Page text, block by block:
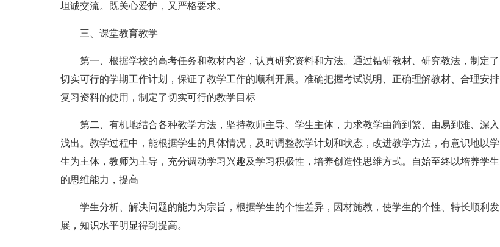
坦诚交流。既关心爱护，又严格要求。
三、课堂教育教学
第一、根据学校的高考任务和教材内容，认真研究资料和方法。通过钻研教材、研究教法，制定了
切实可行的学期工作计划，保证了教学工作的顺利开展。准确把握考试说明、正确理解教材、合理安排
复习资料的使用，制定了切实可行的教学目标
第二、有机地结合各种教学方法，坚持教师主导、学生主体，力求教学由简到繁、由易到难、深入
浅出。教学过程中，能根据学生的具体情况，及时调整教学计划和状态，改进教学方法，有意识地以学
生为主体，教师为主导，充分调动学习兴趣及学习积极性，培养创造性思维方式。自始至终以培养学生
的思维能力，提高
学生分析、解决问题的能力为宗旨，根据学生的个性差异，因材施教，使学生的个性、特长顺利发
展，知识水平明显得到提高。